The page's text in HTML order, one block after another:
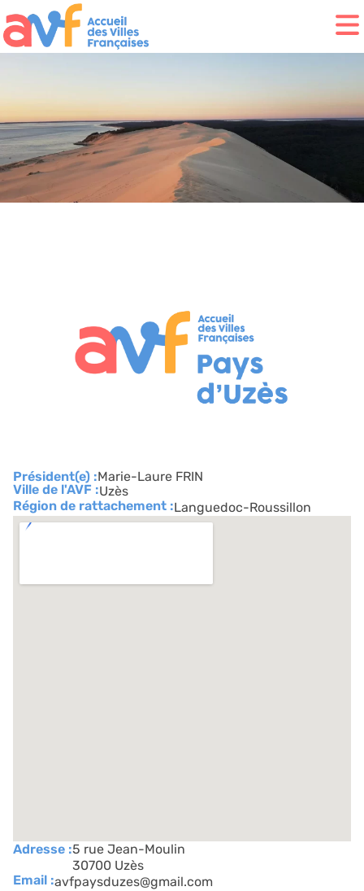
Président(e) :Marie-Laure FRIN
Ville de l'AVF :Uzès
Région de rattachement :Languedoc-Roussillon
Adresse :5 rue Jean-Moulin
30700 Uzès
Email :avfpaysduzes@gmail.com